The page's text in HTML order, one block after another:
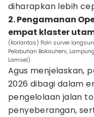
diharapkan lebih
2. Pengamanan
empat klaster
(Korlantas) Polri survei
Pelabuhan Bakauheni,
Lamsel).
Agus menjelaskan,
2026 dibagi dalam
pengelolaan jalan
penyeberangan,